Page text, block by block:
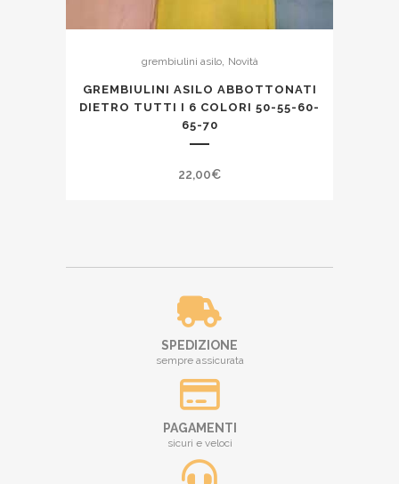
grembiulini asilo, Novità
GREMBIULINI ASILO ABBOTTONATI
DIETRO TUTTI I 6 COLORI 50-55-60-
65-70
22,00€
SPEDIZIONE
sempre assicurata
PAGAMENTI
sicuri e veloci